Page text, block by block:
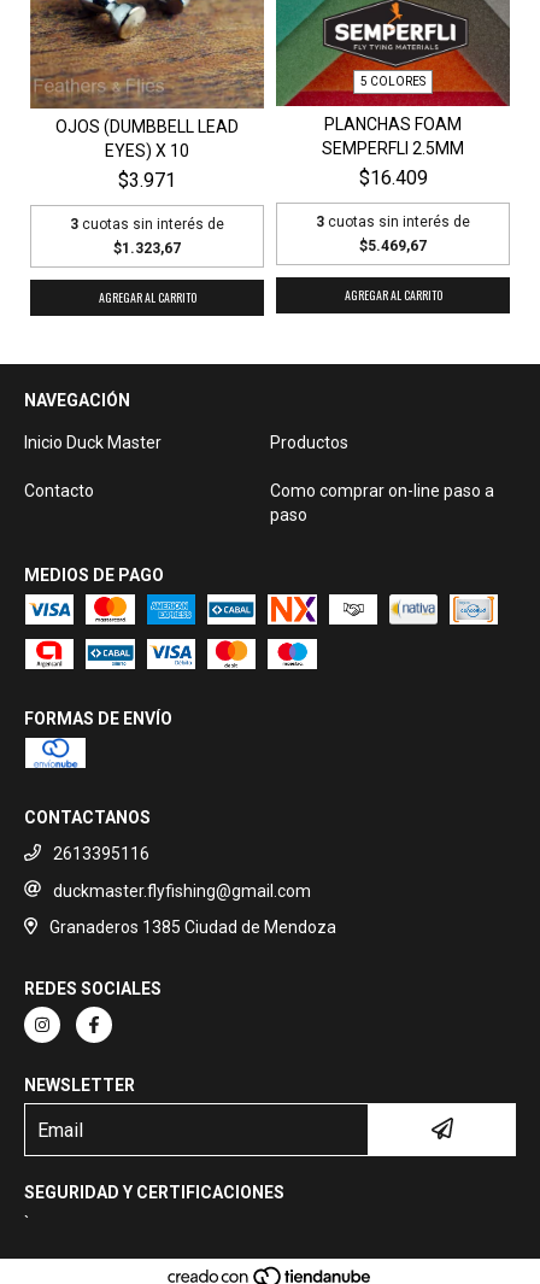
OJOS (DUMBBELL LEAD
EYES) X 10
$3.971
3 cuotas sin interés de
$1.323,67
AGREGAR AL CARRITO
5 COLORES
PLANCHAS FOAM
SEMPERFLI 2.5MM
$16.409
3 cuotas sin interés de
$5.469,67
AGREGAR AL CARRITO
NAVEGACIÓN
Inicio Duck Master Productos
Contacto
Como comprar on-line paso a
paso
MEDIOS DE PAGO
FORMAS DE ENVÍO
CONTACTANOS
2613395116
duckmaster.flyfishing@gmail.com
Granaderos 1385 Ciudad de Mendoza
REDES SOCIALES
NEWSLETTER
SEGURIDAD Y CERTIFICACIONES
`